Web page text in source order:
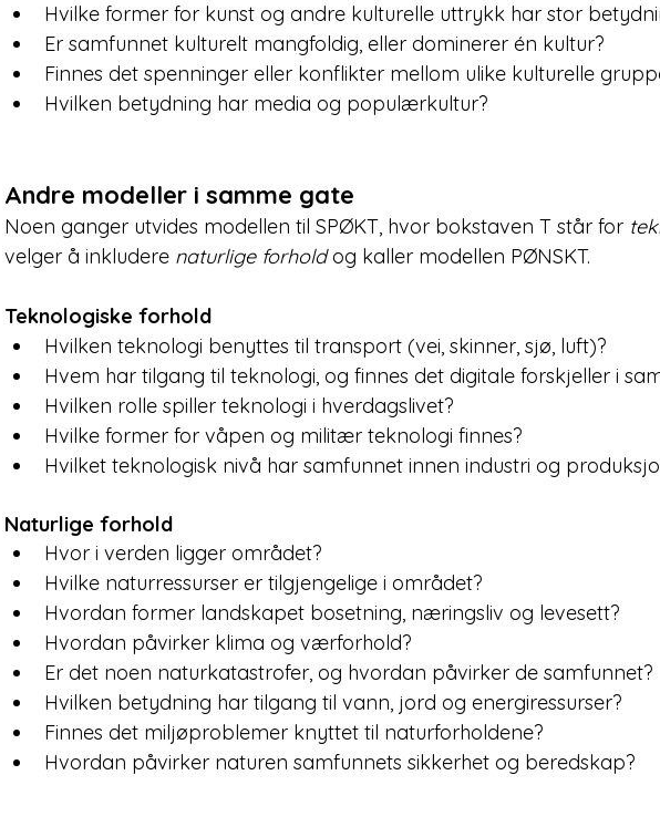
Hvilke former for kunst og andre kulturelle uttrykk har stor
Er samfunnet kulturelt mangfoldig, eller dominerer én kultur?
Finnes det spenninger eller konflikter mellom ulike kulturelle
Hvilken betydning har media og populærkultur?
Andre modeller i samme gate
Noen ganger utvides modellen til SPØKT, hvor bokstaven T står for
velger å inkludere naturlige forhold og kaller modellen PØNSKT.
Teknologiske forhold
Hvilken teknologi benyttes til transport (vei, skinner, sjø, luft)?
Hvem har tilgang til teknologi, og finnes det digitale forskjeller i
Hvilken rolle spiller teknologi i hverdagslivet?
Hvilke former for våpen og militær teknologi finnes?
Hvilket teknologisk nivå har samfunnet innen industri og
Naturlige forhold
Hvor i verden ligger området?
Hvilke naturressurser er tilgjengelige i området?
Hvordan former landskapet bosetning, næringsliv og levesett?
Hvordan påvirker klima og værforhold?
Er det noen naturkatastrofer, og hvordan påvirker de samfunnet?
Hvilken betydning har tilgang til vann, jord og energiressurser?
Finnes det miljøproblemer knyttet til naturforholdene?
Hvordan påvirker naturen samfunnets sikkerhet og beredskap?